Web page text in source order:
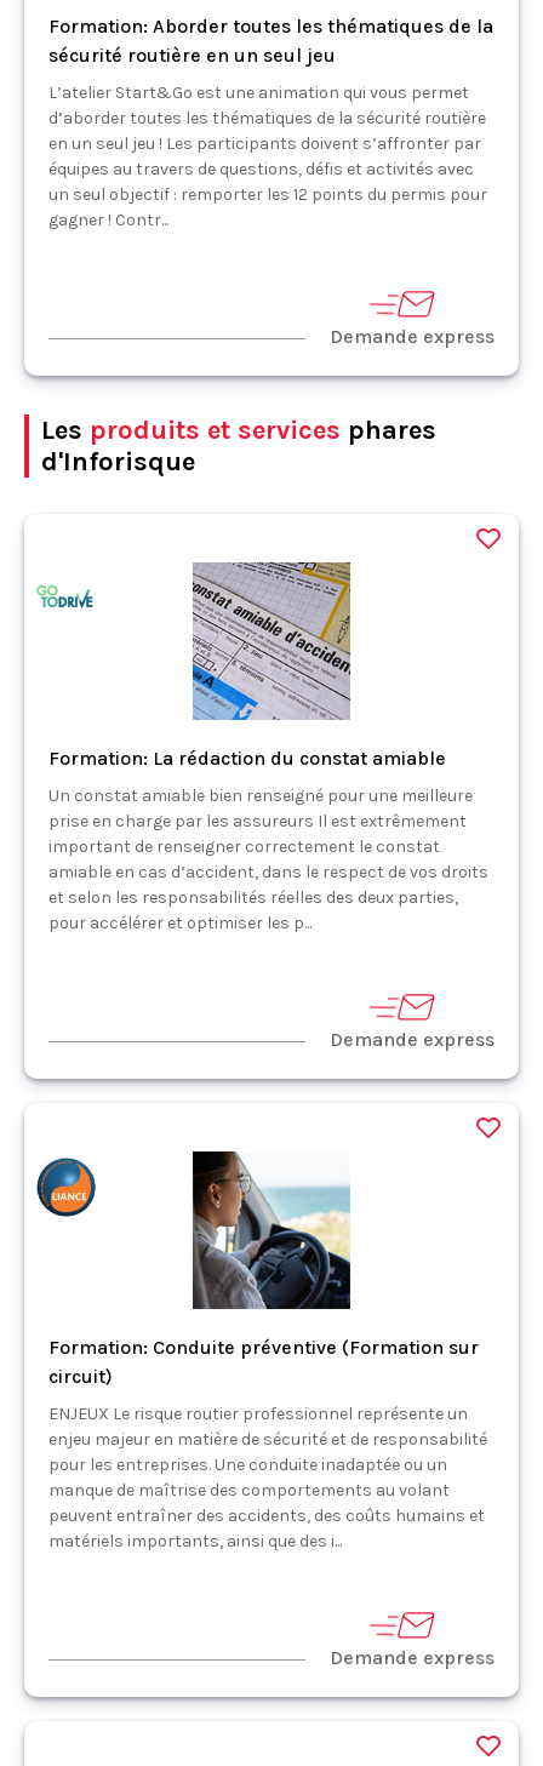
Formation: Aborder toutes les thématiques de la
sécurité routière en un seul jeu
L’atelier Start&Go est une animation qui vous permet
d’aborder toutes les thématiques de la sécurité routière
en un seul jeu ! Les participants doivent s’affronter par
équipes au travers de questions, défis et activités avec
un seul objectif : remporter les 12 points du permis pour
gagner ! Contr...
Demande express
Les produits et services phares
d'Inforisque
Formation: La rédaction du constat amiable
Un constat amiable bien renseigné pour une meilleure
prise en charge par les assureurs Il est extrêmement
important de renseigner correctement le constat
amiable en cas d’accident, dans le respect de vos droits
et selon les responsabilités réelles des deux parties,
pour accélérer et optimiser les p...
Demande express
Formation: Conduite préventive (Formation sur
circuit)
ENJEUX Le risque routier professionnel représente un
enjeu majeur en matière de sécurité et de responsabilité
pour les entreprises. Une conduite inadaptée ou un
manque de maîtrise des comportements au volant
peuvent entraîner des accidents, des coûts humains et
matériels importants, ainsi que des i...
Demande express